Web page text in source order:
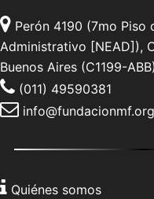
Perón 4190 (7mo Piso
Administrativo [NEAD]),
Buenos Aires (C1199-
(011) 49590381
Quiénes somos